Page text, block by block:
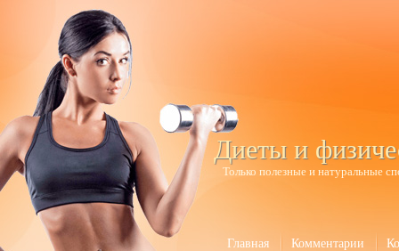
Диеты и
Только полезные и натуральные
Главная Комментарии